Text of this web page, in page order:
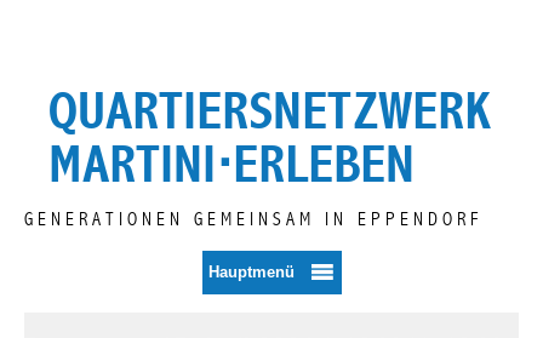
springen
QUARTIERSNETZWERK
MARTINI⋅ERLEBEN
GENERATIONEN GEMEINSAM IN EPPENDORF
Hauptmenü